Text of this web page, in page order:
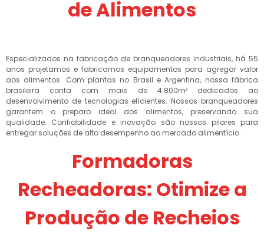
de Alimentos
Especializados na fabricação de branqueadores industriais, há 55
anos projetamos e fabricamos equipamentos para agregar valor
aos alimentos. Com plantas no Brasil e Argentina, nossa fábrica
brasileira conta com mais de 4.800m² dedicados ao
desenvolvimento de tecnologias eficientes. Nossos branqueadores
garantem o preparo ideal dos alimentos, preservando sua
qualidade. Confiabilidade e inovação são nossos pilares para
entregar soluções de alto desempenho ao mercado alimentício.
Formadoras
Recheadoras: Otimize a
Produção de Recheios